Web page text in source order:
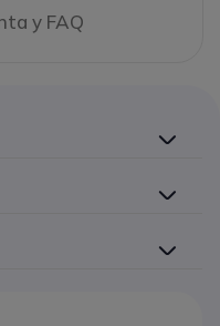
y FAQ